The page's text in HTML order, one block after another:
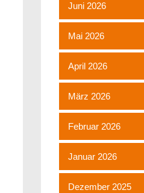
Juni 2026
Mai 2026
April 2026
März 2026
Februar 2026
Januar 2026
Dezember 2025